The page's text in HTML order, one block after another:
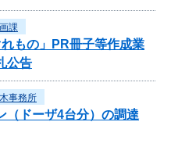
課
もの」PR冊子等作成業
公告
事務所
（ドーザ4台分）の調達